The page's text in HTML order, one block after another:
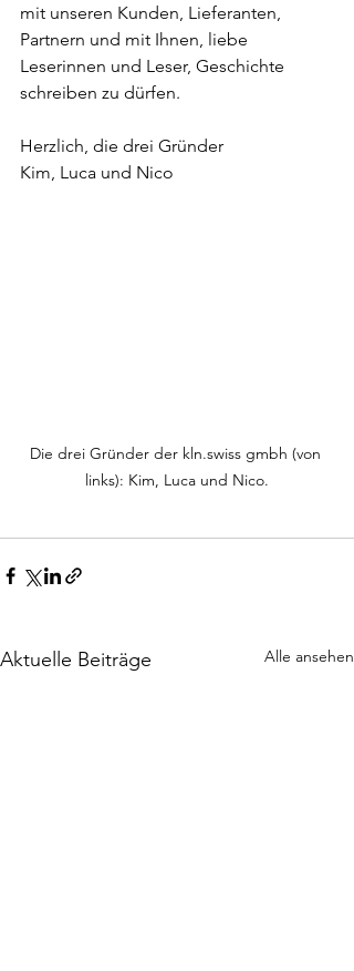
mit unseren Kunden, Lieferanten,
Partnern und mit Ihnen, liebe
Leserinnen und Leser, Geschichte
schreiben zu dürfen.
Herzlich, die drei Gründer
Kim, Luca und Nico
Die drei Gründer der kln.swiss gmbh (von
links): Kim, Luca und Nico.
Aktuelle Beiträge Alle ansehen